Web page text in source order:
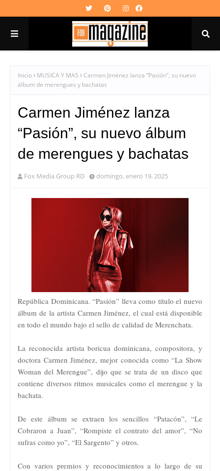
Inicio MUSICA Y MAS
Carmen Jiménez lanza “Pasión”, su nuevo
álbum de merengues y bachatas
Carmen Jiménez lanza
“Pasión”, su nuevo álbum
de merengues y bachatas
Fox Media Group RD domingo, enero 19, 2025
República Dominicana. “Pasión” lleva como título el nuevo
álbum de la artista Carmen Jiménez, el cual está disponible
en todo el mundo bajo el sello de calidad de Merenchata.
La reconocida artista boricua dominicana, compositora, y
doctora Carmen Jiménez, mejor conocida como “La Show
Woman del Merengue”, dijo que se trata de un disco que
contiene diversos ritmos musicales como el merengue y la
bachata.
De este álbum se extraen los sencillos “Patacón”, “Le
Cobraron a Juan”, “Rompiste el contrato del amor”, “No
sufras como yo”, “El Sargento” y otros.
Con varios premios y reconocimientos a lo largo de su